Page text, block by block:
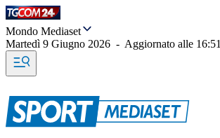
Mondo Mediaset
Martedì 9 Giugno 2026 - Aggiornato alle 16:51